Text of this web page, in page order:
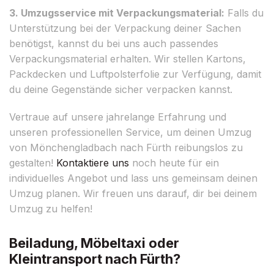
3. Umzugsservice mit Verpackungsmaterial: Falls du
Unterstützung bei der Verpackung deiner Sachen
benötigst, kannst du bei uns auch passendes
Verpackungsmaterial erhalten. Wir stellen Kartons,
Packdecken und Luftpolsterfolie zur Verfügung, damit
du deine Gegenstände sicher verpacken kannst.
Vertraue auf unsere jahrelange Erfahrung und
unseren professionellen Service, um deinen Umzug
von Mönchengladbach nach Fürth reibungslos zu
gestalten! Kontaktiere uns noch heute für ein
individuelles Angebot und lass uns gemeinsam deinen
Umzug planen. Wir freuen uns darauf, dir bei deinem
Umzug zu helfen!
Beiladung, Möbeltaxi oder
Kleintransport nach Fürth?